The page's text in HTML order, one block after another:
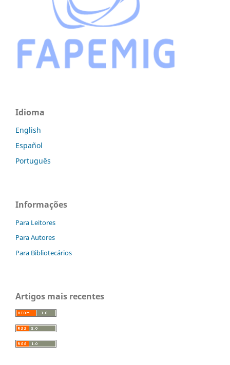
Idioma
English
Español
Português
Informações
Para Leitores
Para Autores
Para Bibliotecários
Artigos mais recentes